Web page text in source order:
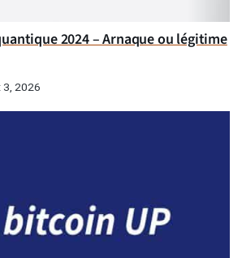
2024 – Arnaque ou légitime
3, 2026